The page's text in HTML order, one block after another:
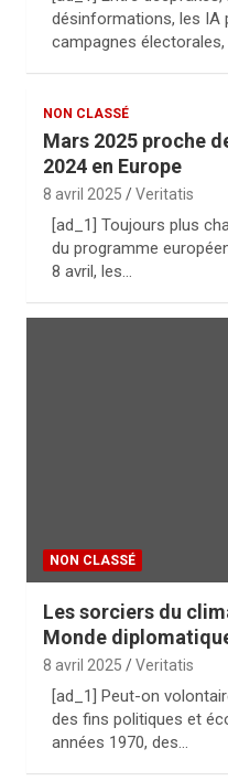
désinformations, les IA
campagnes
NON CLASSÉ
Mars 2025 proche
2024 en Europe
8 avril 2025 Veritatis
[ad_1] Toujours plus
du programme
8 avril, les…
NON CLASSÉ
Les sorciers du
Monde
8 avril 2025 Veritatis
[ad_1] Peut-on
des fins politiques et
années 1970, des…